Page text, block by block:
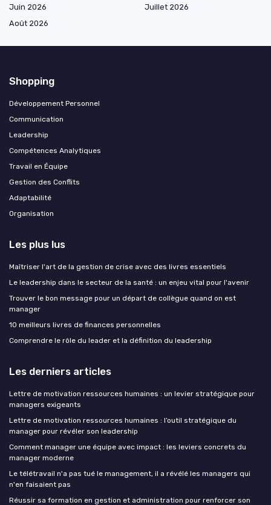
Juin 2026
Juillet 2026
Août 2026
Shopping
Développement Personnel
Communication
Leadership
Compétences Analytiques
Travail en Équipe
Gestion des Conflits
Adaptabilité
Organisation
Les plus lus
Maîtriser l'art de la gestion de crise avec des livres essentiels
Le leadership dans le secteur de la santé : un enjeu vital pour l'avenir
Trouver le bon message pour un départ de collègue quand on est
manager
10 meilleurs livres de finances personnelles
Comprendre le rôle du leader et la définition du leadership
Les derniers articles
Lettre de motivation ressources humaines : un levier stratégique pour
managers exigeants
Lettre de motivation ressources humaines : l’outil stratégique du
manager pour révéler son leadership
Comment manager une équipe avec impact : les leviers concrets du
manager moderne
Le télétravail n'a pas tué le management, il a révélé les managers qui
n'en faisaient pas
Réussir sa formation en gestion et administration pour renforcer son